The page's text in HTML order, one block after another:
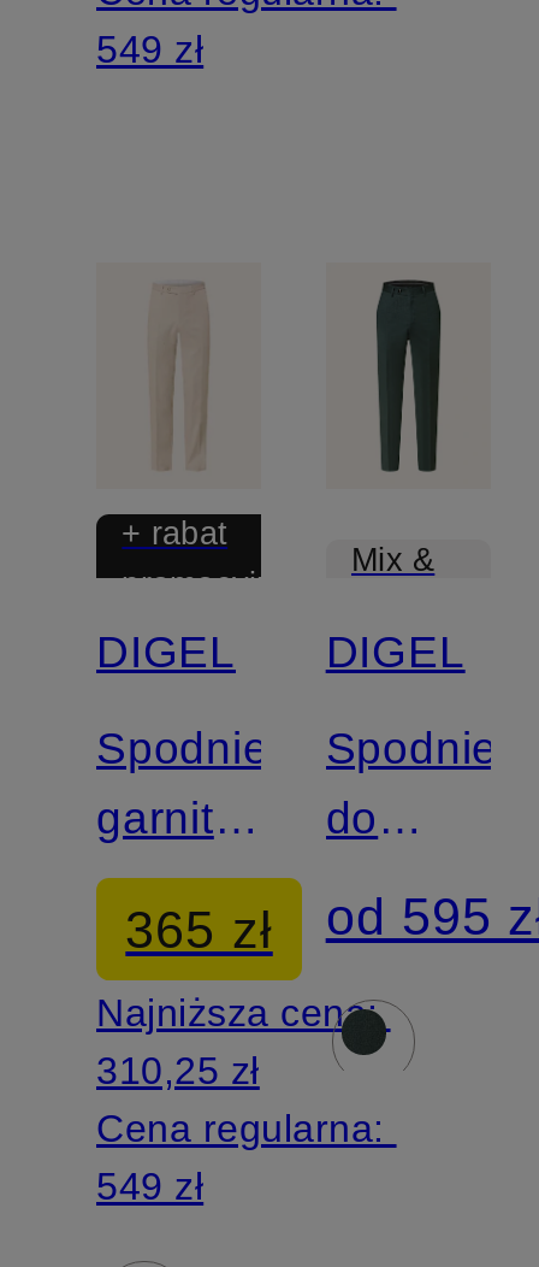
549 zł
+ rabat
promocyjny
Mix &
DIGEL
Spodnie
garniturowe
SERGIO
Modern
Fit
365 zł
Najniższa cena:
310,25 zł
Cena regularna:
549 zł
Mix &
DIGEL
Spodnie
do
garnituru
PER
Modern
od 595